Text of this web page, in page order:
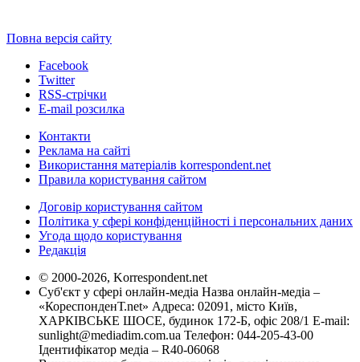
Повна версія сайту
Facebook
Twitter
RSS-стрічки
E-mail розсилка
Контакти
Реклама на сайті
Використання матеріалів korrespondent.net
Правила користування сайтом
Договір користування сайтом
Політика у сфері конфіденційності і персональних даних
Угода щодо користування
Редакція
© 2000-2026, Korrespondent.net
Суб'єкт у сфері онлайн-медіа Назва онлайн-медіа –
«КореспонденТ.net» Адреса: 02091, місто Київ,
ХАРКІВСЬКЕ ШОСЕ, будинок 172-Б, офіс 208/1 E-mail:
sunlight@mediadim.com.ua Телефон: 044-205-43-00
Ідентифікатор медіа – R40-06068